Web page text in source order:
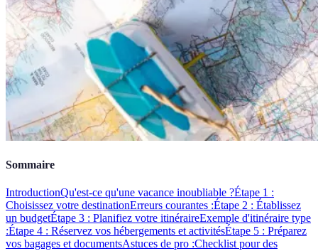
Sommaire
IntroductionQu'est-ce qu'une vacance inoubliable ?Étape 1 :
Choisissez votre destinationErreurs courantes :Étape 2 : Établissez
un budgetÉtape 3 : Planifiez votre itinéraireExemple d'itinéraire type
:Étape 4 : Réservez vos hébergements et activitésÉtape 5 : Préparez
vos bagages et documentsAstuces de pro :Checklist pour des